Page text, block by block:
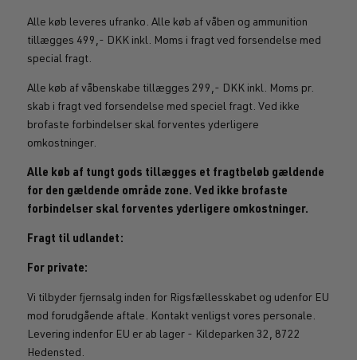
Alle køb leveres ufranko. Alle køb af våben og ammunition
tillægges 499,- DKK inkl. Moms i fragt ved forsendelse med
special fragt.
Alle køb af våbenskabe tillægges 299,- DKK inkl. Moms pr.
skab i fragt ved forsendelse med speciel fragt. Ved ikke
brofaste forbindelser skal forventes yderligere
omkostninger.
Alle køb af tungt gods tillægges et fragtbeløb gældende
for den gældende område zone. Ved ikke brofaste
forbindelser skal forventes yderligere omkostninger.
Fragt til udlandet:
For private:
Vi tilbyder fjernsalg inden for Rigsfællesskabet og udenfor EU
mod forudgående aftale. Kontakt venligst vores personale.
Levering indenfor EU er ab lager - Kildeparken 32, 8722
Hedensted.